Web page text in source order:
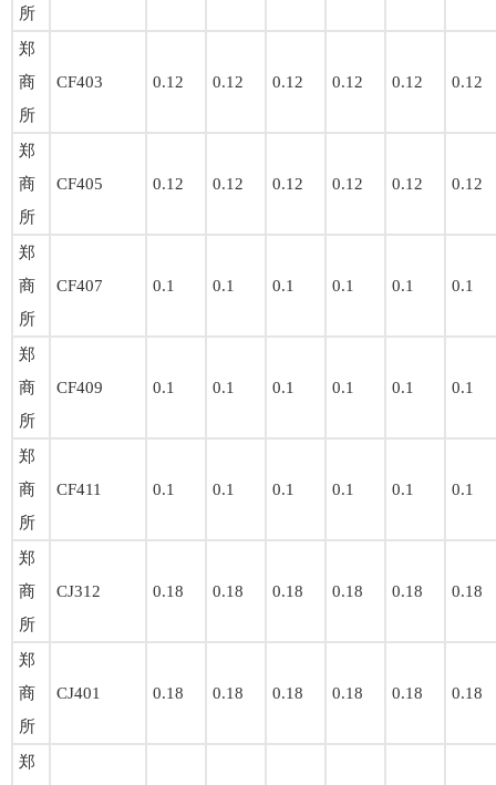
所
郑
商
所
CF403 0.12 0.12 0.12 0.12 0.12 0.12
郑
商
所
CF405 0.12 0.12 0.12 0.12 0.12 0.12
郑
商
所
CF407 0.1 0.1 0.1 0.1 0.1 0.1
郑
商
所
CF409 0.1 0.1 0.1 0.1 0.1 0.1
郑
商
所
CF411 0.1 0.1 0.1 0.1 0.1 0.1
郑
商
所
CJ312 0.18 0.18 0.18 0.18 0.18 0.18
郑
商
所
CJ401 0.18 0.18 0.18 0.18 0.18 0.18
郑